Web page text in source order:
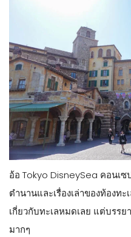
โดยในเว็ปทางการจะนับว่า
นัทมันคือ 7 + 1 โซนใหญ่ ซึ่งใ
แวะเข้าไปใน Fantasy
ถึงข้างหน้าสวนสนุกนะคะ
หากใครจะเดินทวนเข็ม หรือ
ก็ได้เช่นกันค่ะ